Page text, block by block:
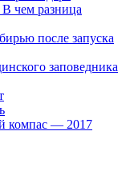
чем разница
после запуска
заповедника
компас — 2017